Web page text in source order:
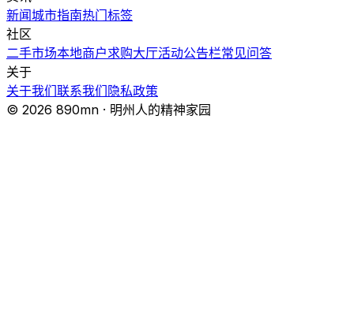
新闻城市指南热门标签
社区
二手市场本地商户求购大厅活动公告栏常见问答
关于
关于我们联系我们 隐私政策
© 2026 890mn · 明州人的精神家园